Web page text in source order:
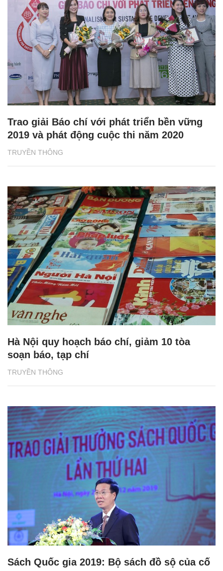
TRUYỀN THÔNG
Trao giải Báo chí với phát triển bền vững
2019 và phát động cuộc thi năm 2020
TRUYỀN THÔNG
Hà Nội quy hoạch báo chí, giảm 10 tòa
soạn báo, tạp chí
Sách Quốc gia 2019: Bộ sách đồ sộ của cố